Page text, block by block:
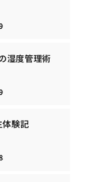
湿度管理術
験記